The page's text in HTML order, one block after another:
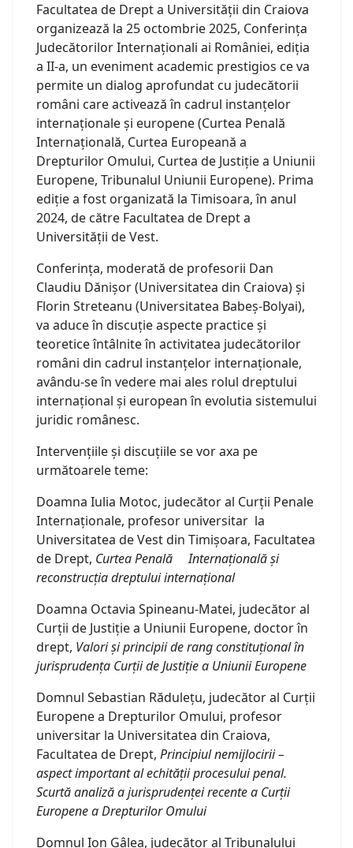
Facultatea de Drept a Universității din Craiova
organizează la 25 octombrie 2025, Conferința
Judecătorilor Internaționali ai României, ediția
a II-a, un eveniment academic prestigios ce va
permite un dialog aprofundat cu judecătorii
români care activează în cadrul instanțelor
internaționale și europene (Curtea Penală
Internațională, Curtea Europeană a
Drepturilor Omului, Curtea de Justiție a Uniunii
Europene, Tribunalul Uniunii Europene). Prima
ediție a fost organizată la Timisoara, în anul
2024, de către Facultatea de Drept a
Universității de Vest.
Conferința, moderată de profesorii Dan
Claudiu Dănișor (Universitatea din Craiova) și
Florin Streteanu (Universitatea Babeș-Bolyai),
va aduce în discuție aspecte practice și
teoretice întâlnite în activitatea judecătorilor
români din cadrul instanțelor internaționale,
avându-se în vedere mai ales rolul dreptului
internațional și european în evolutia sistemului
juridic românesc.
Intervențiile și discuțiile se vor axa pe
următoarele teme:
Doamna Iulia Motoc, judecător al Curții Penale
Internaționale, profesor universitar la
Universitatea de Vest din Timișoara, Facultatea
de Drept, Curtea Penală Internațională și
reconstrucția dreptului internațional
Doamna Octavia Spineanu-Matei, judecător al
Curții de Justiție a Uniunii Europene, doctor în
drept, Valori și principii de rang constituțional în
jurisprudența Curții de Justiție a Uniunii Europene
Domnul Sebastian Rădulețu, judecător al Curții
Europene a Drepturilor Omului, profesor
universitar la Universitatea din Craiova,
Facultatea de Drept, Principiul nemijlocirii –
aspect important al echității procesului penal.
Scurtă analiză a jurisprudenței recente a Curții
Europene a Drepturilor Omului
Domnul Ion Gâlea, judecător al Tribunalului